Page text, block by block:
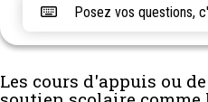
Posez vos questions,
Les cours d'appuis ou